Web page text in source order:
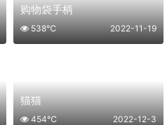
购物袋手柄
2022-11-19
538℃
猫猫
2022-12-3
454℃